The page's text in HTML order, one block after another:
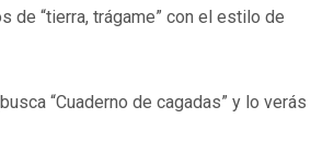
de “tierra, trágame” con el estilo de
“Cuaderno de cagadas” y lo verás